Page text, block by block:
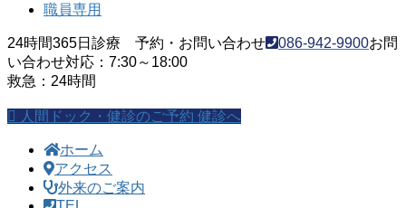
職員専用
24時間365日診療 予約・お問い合わせ 086-942-9900お問
い合わせ対応：7:30～18:00
救急：24時間
人間ドック・健診のご予約 健診へ
ホーム
アクセス
外来のご案内